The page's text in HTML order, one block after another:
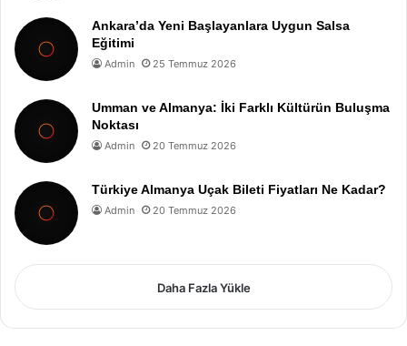
Ankara’da Yeni Başlayanlara Uygun Salsa
Eğitimi
Admin 25 Temmuz 2026
Umman ve Almanya: İki Farklı Kültürün Buluşma
Noktası
Admin 20 Temmuz 2026
Türkiye Almanya Uçak Bileti Fiyatları Ne Kadar?
Admin 20 Temmuz 2026
Daha Fazla Yükle